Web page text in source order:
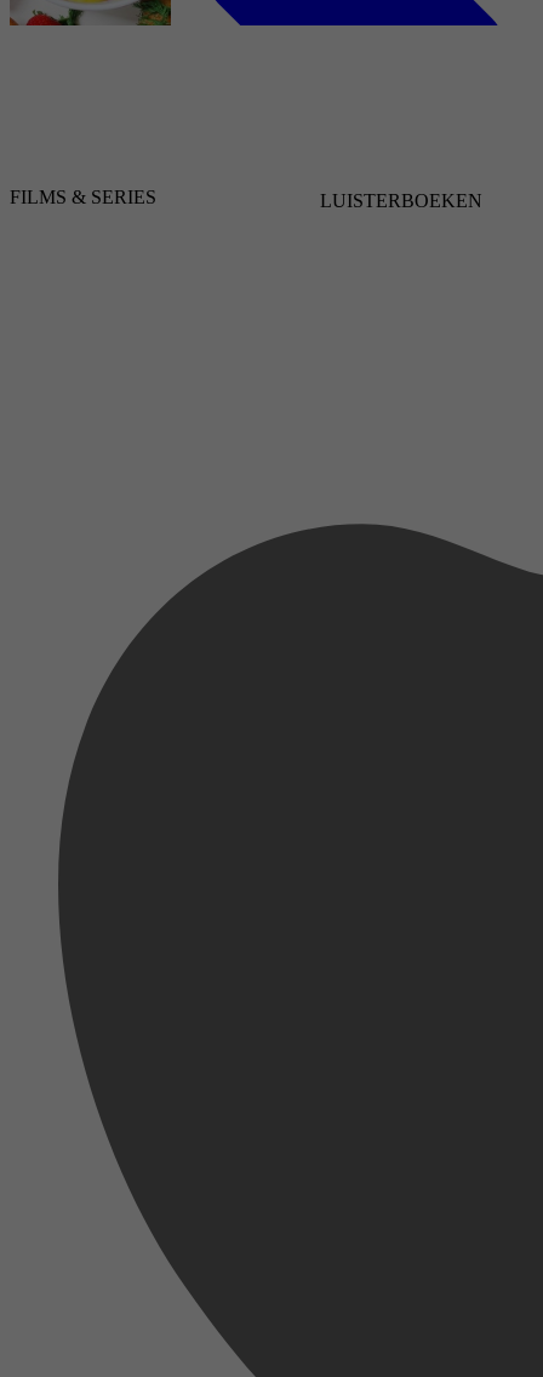
6 juni 2024
Kookboeken, Dieet & Gezond, Drankboeken,
FILMS & SERIES LUISTERBOEKEN